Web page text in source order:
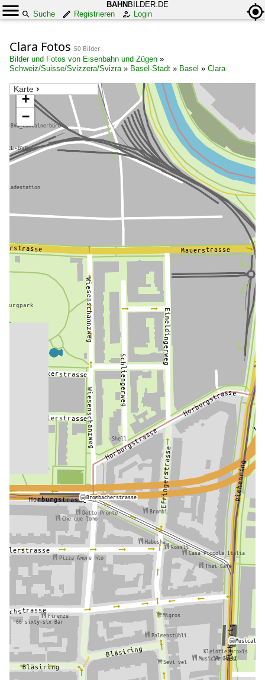
BAHN BILDER.DE
Suche
Registrieren Login
Clara Fotos 50 Bilder
Bilder und Fotos von Eisenbahn und Zügen »
Schweiz/Suisse/Svizzera/Svizra» Basel-Stadt » Basel » Clara
Karte
+
−